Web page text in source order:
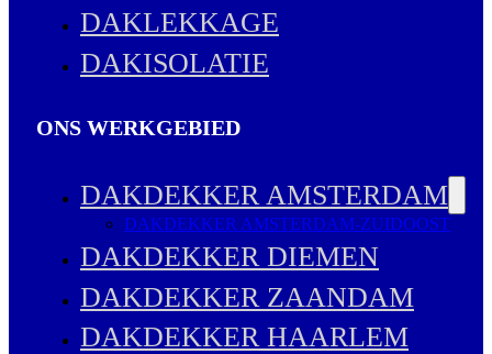
DAKLEKKAGE
DAKISOLATIE
ONS WERKGEBIED
DAKDEKKER AMSTERDAM
DAKDEKKER AMSTERDAM-ZUIDOOST
DAKDEKKER DIEMEN
DAKDEKKER ZAANDAM
DAKDEKKER HAARLEM